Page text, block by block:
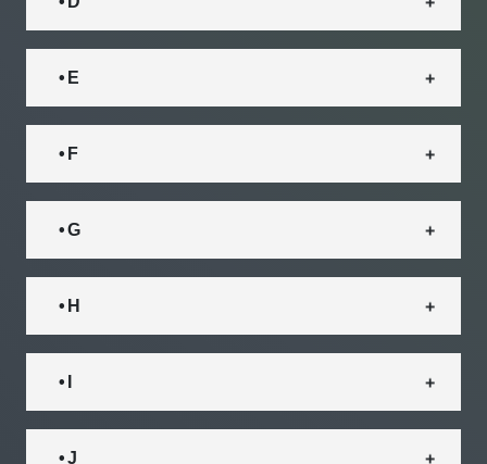
• E
• F
• G
• H
• I
• J